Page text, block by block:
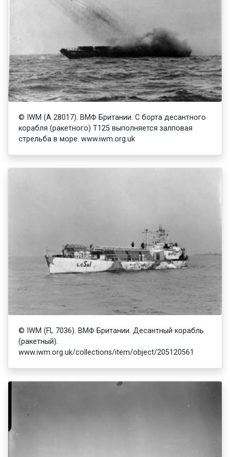
© IWM (A 28017). ВМФ Британии. С борта десантного
корабля (ракетного) T125 выполняется залповая
стрельба в море. www.iwm.org.uk
© IWM (FL 7036). ВМФ Британии. Десантный корабль
(ракетный).
www.iwm.org.uk/collections/item/object/205120561